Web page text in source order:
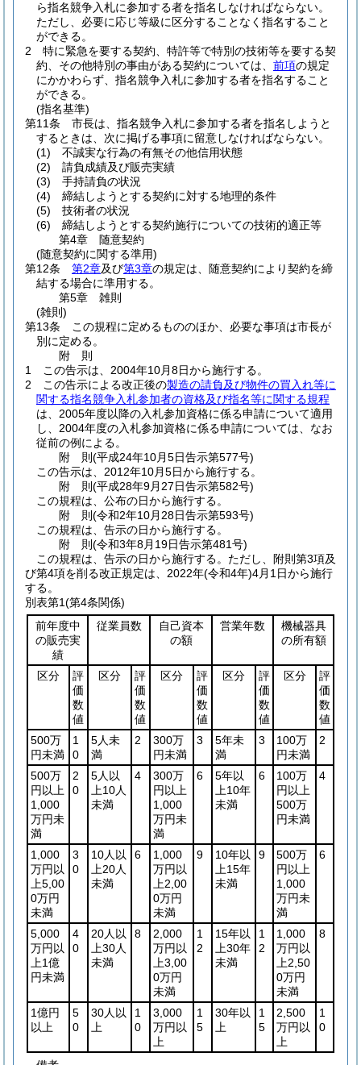
ら指名競争入札に参加する者を指名しなければならない。
ただし、必要に応じ等級に区分することなく指名すること
ができる。
2
特に緊急を要する契約、特許等で特別の技術等を要する契
約、その他特別の事由がある契約については、 前項の規定
にかかわらず、指名競争入札に参加する者を指名すること
ができる。
(指名基準)
第11条
市長は、指名競争入札に参加する者を指名しようと
するときは、次に掲げる事項に留意しなければならない。
(1)
不誠実な行為の有無その他信用状態
(2)
請負成績及び販売実績
(3)
手持請負の状況
(4)
締結しようとする契約に対する地理的条件
(5)
技術者の状況
(6)
締結しようとする契約施行についての技術的適正等
第4章
随意契約
(随意契約に関する準用)
第12条
第2章及び第3章の規定は、随意契約により契約を締
結する場合に準用する。
第5章
雑則
(雑則)
第13条
この規程に定めるもののほか、必要な事項は市長が
別に定める。
附 則
1
この告示は、2004年10月8日から施行する。
2
この告示による改正後の製造の請負及び物件の買入れ等に
関する指名競争入札参加者の資格及び指名等に関する規程
は、2005年度以降の入札参加資格に係る申請について適用
し、2004年度の入札参加資格に係る申請については、なお
従前の例による。
附 則(平成24年10月5日告示第577号)
この告示は、2012年10月5日から施行する。
附 則(平成28年9月27日告示第582号)
この規程は、公布の日から施行する。
附 則(令和2年10月28日告示第593号)
この規程は、告示の日から施行する。
附 則(令和3年8月19日告示第481号)
この規程は、告示の日から施行する。 ただし、附則第3項及
び第4項を削る改正規定は、2022年(令和4年)4月1日から施行
する。
別表第1(第4条関係)
前年度中
の販売実
績
従業員数
自己資本
の額
営業年数
機械器具
の所有額
区分
評
価
数
値
区分
評
価
数
値
区分
評
価
数
値
区分
評
価
数
値
区分
評
価
数
値
500万
円未満
1
0
5人未
満
2
300万
円未満
3
5年未
満
3
100万
円未満
2
500万
円以上
1,000
万円未
満
2
0
5人以
上10人
未満
4
300万
円以上
1,000
万円未
満
6
5年以
上10年
未満
6
100万
円以上
500万
円未満
4
1,000
万円以
上5,00
0万円
未満
3
0
10人以
上20人
未満
6
1,000
万円以
上2,00
0万円
未満
9
10年以
上15年
未満
9
500万
円以上
1,000
万円未
満
6
5,000
万円以
上1億
円未満
4
0
20人以
上30人
未満
8
2,000
万円以
上3,00
0万円
未満
1
2
15年以
上30年
未満
1
2
1,000
万円以
上2,50
0万円
未満
8
1億円
以上
5
0
30人以
上
1
0
3,000
万円以
上
1
5
30年以
上
1
5
2,500
万円以
上
1
0